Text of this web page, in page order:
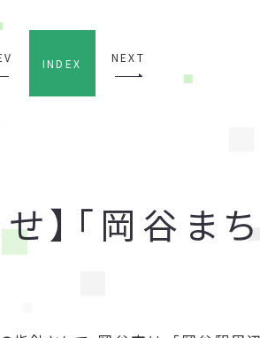
INDEX NEXT
せ】「岡谷